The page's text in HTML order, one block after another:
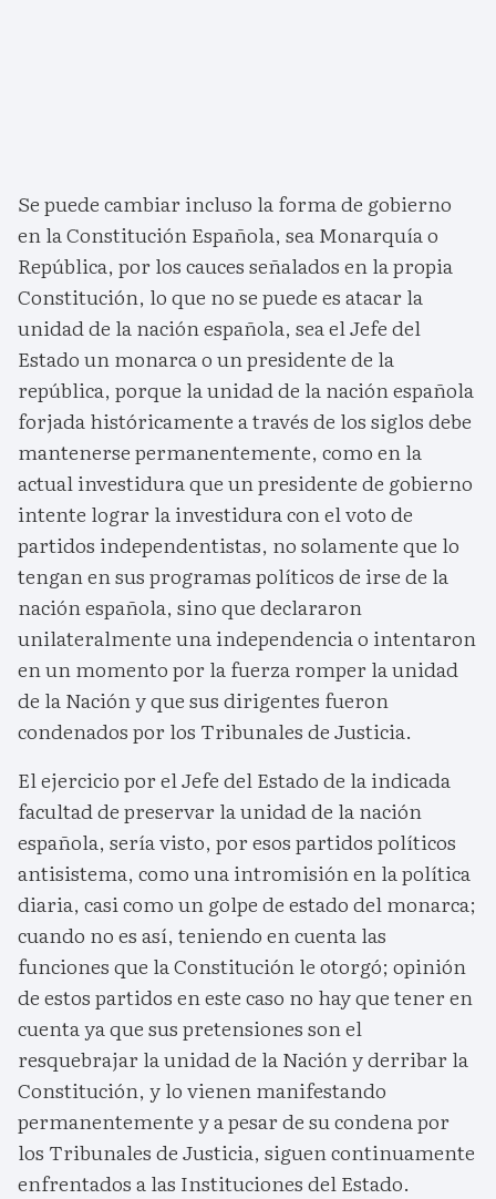
Se puede cambiar incluso la forma de gobierno
en la Constitución Española, sea Monarquía o
República, por los cauces señalados en la propia
Constitución, lo que no se puede es atacar la
unidad de la nación española, sea el Jefe del
Estado un monarca o un presidente de la
república, porque la unidad de la nación española
forjada históricamente a través de los siglos debe
mantenerse permanentemente, como en la
actual investidura que un presidente de gobierno
intente lograr la investidura con el voto de
partidos independentistas, no solamente que lo
tengan en sus programas políticos de irse de la
nación española, sino que declararon
unilateralmente una independencia o intentaron
en un momento por la fuerza romper la unidad
de la Nación y que sus dirigentes fueron
condenados por los Tribunales de Justicia.
El ejercicio por el Jefe del Estado de la indicada
facultad de preservar la unidad de la nación
española, sería visto, por esos partidos políticos
antisistema, como una intromisión en la política
diaria, casi como un golpe de estado del monarca;
cuando no es así, teniendo en cuenta las
funciones que la Constitución le otorgó; opinión
de estos partidos en este caso no hay que tener en
cuenta ya que sus pretensiones son el
resquebrajar la unidad de la Nación y derribar la
Constitución, y lo vienen manifestando
permanentemente y a pesar de su condena por
los Tribunales de Justicia, siguen continuamente
enfrentados a las Instituciones del Estado.